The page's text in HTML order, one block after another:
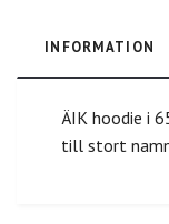
INFORMATION
ÄIK hoodie i
till stort